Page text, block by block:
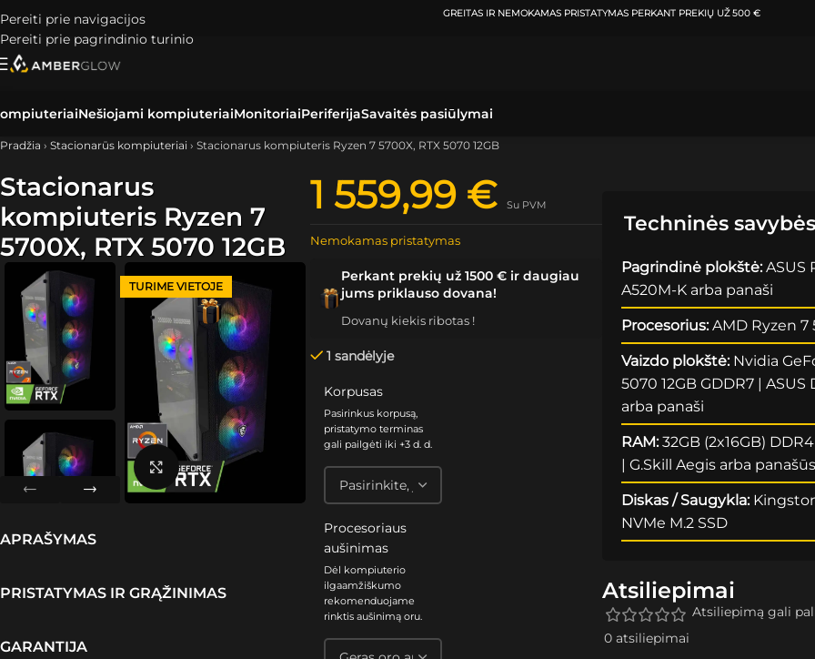
Pereiti prie navigacijos
Pereiti prie pagrindinio turinio
ATSIIMKITE UŽSAKYMĄKLAIPĖDOJE IR VILNIUJEPER0-3 DARBO DIENAS.
Nešiojami kompiuteriaiMonitoriaiPeriferijaSavaitės pasiūlymai
Pradžia › Stacionarūs kompiuteriai › Stacionarus kompiuteris Ryzen 7 5700X, RTX 5070 12GB
Stacionarus
kompiuteris Ryzen 7
5700X, RTX 5070 12GB
TURIME VIETOJE
Spustelėkite, kad padidintumėte
APRAŠYMAS
PRISTATYMAS IR GRĄŽINIMAS
GARANTIJA
1 559,99 € Su PVM
Nemokamas pristatymas
Perkant prekių už 1500 € ir daugiau
jums priklauso dovana!
Dovanų kiekis ribotas !
1 sandėlyje
Korpusas
Pasirinkus korpusą,
pristatymo terminas
gali pailgėti iki +3 d. d.
Procesoriaus
aušinimas
Dėl kompiuterio
ilgaamžiškumo
rekomenduojame
rinktis aušinimą oru.
Techninės savybės
Pagrindinė plokštė: ASUS
A520M-K arba panaši
Procesorius: AMD Ryzen 7
Vaizdo plokštė: Nvidia
5070 12GB GDDR7 | ASUS
arba panaši
RAM: 32GB (2x16GB)
| G.Skill Aegis arba panašūs
Diskas / Saugykla:
NVMe M.2 SSD
Atsiliepimai
0 atsiliepimai
Atsiliepimą gali